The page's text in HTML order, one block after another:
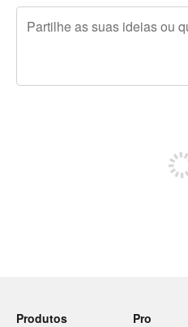
Produtos
Pro